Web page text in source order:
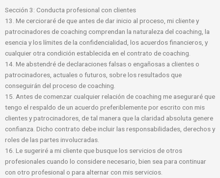
Sección 3: Conducta profesional con clientes
13. Me cercioraré de que antes de dar inicio al proceso, mi cliente y
patrocinadores de coaching comprendan la naturaleza del coaching, la
esencia y los límites de la confidencialidad, los acuerdos financieros, y
cualquier otra condición establecida en el contrato de coaching.
14. Me abstendré de declaraciones falsas o engañosas a clientes o
patrocinadores, actuales o futuros, sobre los resultados que
conseguirán del proceso de coaching.
15. Antes de comenzar cualquier relación de coaching me aseguraré que
tengo el respaldo de un acuerdo preferiblemente por escrito con mis
clientes y patrocinadores, de tal manera que la claridad absoluta genere
confianza. Dicho contrato debe incluir las responsabilidades, derechos y
roles de las partes involucradas.
16. Le sugeriré a mi cliente que busque los servicios de otros
profesionales cuando lo considere necesario, bien sea para continuar
con otro profesional o para alternar con mis servicios.